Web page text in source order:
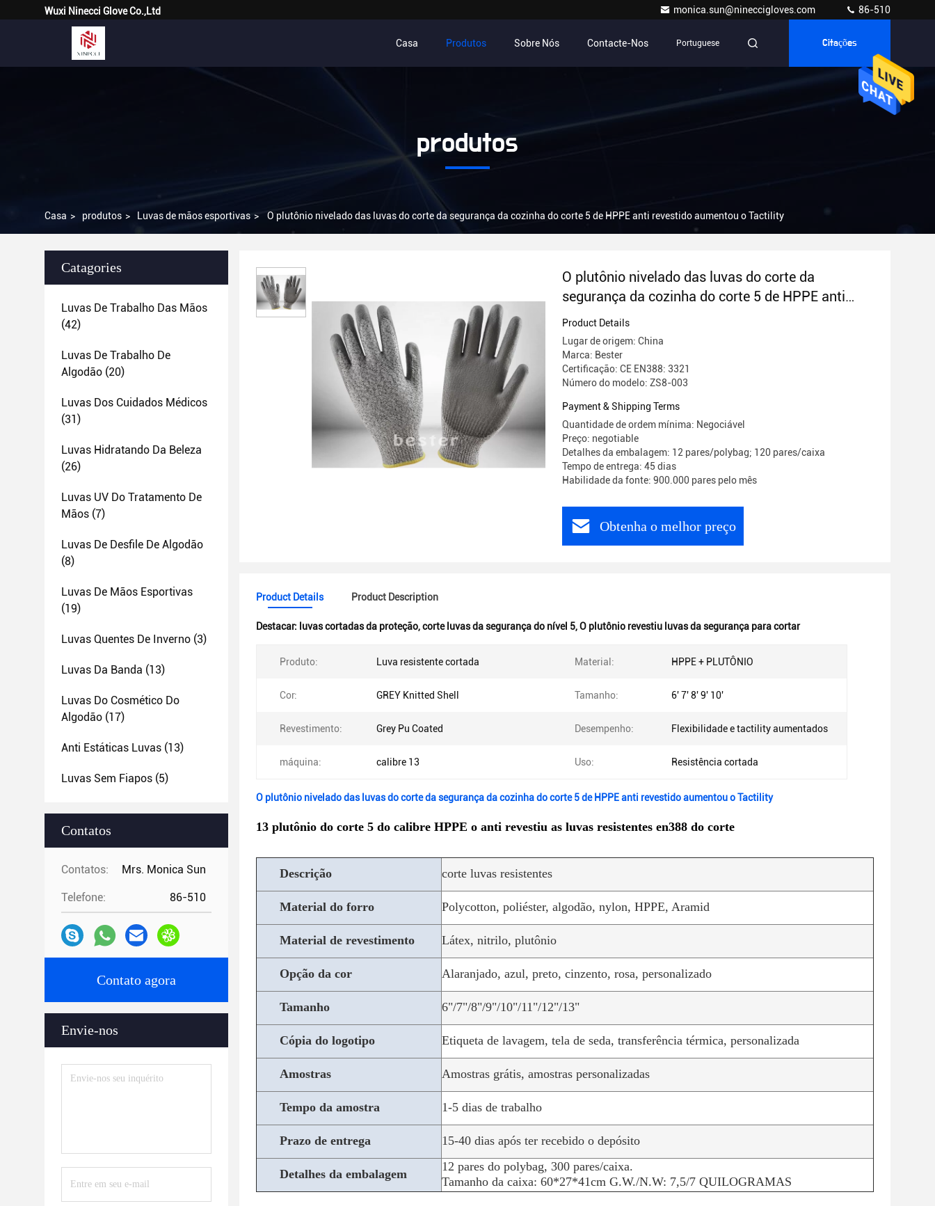
Wuxi Ninecci Glove Co.,Ltd monica.sun@nineccigloves.com 86-510
Casa Produtos Sobre Nós Contacte-Nos Portuguese Citações
produtos
Casa > produtos > Luvas de mãos esportivas > O plutônio nivelado das luvas do corte da segurança da cozinha do corte 5 de HPPE anti revestido aumentou o Tactility
Catagories
Luvas De Trabalho Das Mãos
(42)
Luvas De Trabalho De
Algodão (20)
Luvas Dos Cuidados Médicos
(31)
Luvas Hidratando Da Beleza
(26)
Luvas UV Do Tratamento De
Mãos (7)
Luvas De Desfile De Algodão
(8)
Luvas De Mãos Esportivas
(19)
Luvas Quentes De Inverno (3)
Luvas Da Banda (13)
Luvas Do Cosmético Do
Algodão (17)
Anti Estáticas Luvas (13)
Luvas Sem Fiapos (5)
Contatos
Contatos: Mrs. Monica Sun
Telefone: 86-510
Contato agora
Envie-nos
O plutônio nivelado das luvas do corte da
segurança da cozinha do corte 5 de HPPE anti
revestido aumentou o Tactility
Product Details
Lugar de origem: China
Marca: Bester
Certificação: CE EN388: 3321
Número do modelo: ZS8-003
Payment & Shipping Terms
Quantidade de ordem mínima: Negociável
Preço: negotiable
Detalhes da embalagem: 12 pares/polybag; 120 pares/caixa
Tempo de entrega: 45 dias
Habilidade da fonte: 900.000 pares pelo mês
Obtenha o melhor preço
Product Details Product Description
Destacar: luvas cortadas da proteção,corte luvas da segurança do nível 5,O plutônio revestiu luvas da segurança para cortar
Produto: Luva resistente cortada Material: HPPE + PLUTÔNIO
Cor: GREY Knitted Shell Tamanho: 6' 7' 8' 9' 10'
Revestimento: Grey Pu Coated Desempenho: Flexibilidade e tactility aumentados
máquina: calibre 13 Uso: Resistência cortada
O plutônio nivelado das luvas do corte da segurança da cozinha do corte 5 de HPPE anti revestido aumentou o Tactility
13 plutônio do corte 5 do calibre HPPE o anti revestiu as luvas resistentes en388 do corte
Descrição corte luvas resistentes
Material do forro Polycotton, poliéster, algodão, nylon, HPPE, Aramid
Material de revestimento Látex, nitrilo, plutônio
Opção da cor Alaranjado, azul, preto, cinzento, rosa, personalizado
Tamanho 6"/7"/8"/9"/10"/11"/12"/13"
Cópia do logotipo Etiqueta de lavagem, tela de seda, transferência térmica, personalizada
Amostras Amostras grátis, amostras personalizadas
Tempo da amostra 1-5 dias de trabalho
Prazo de entrega 15-40 dias após ter recebido o depósito
Detalhes da embalagem
12 pares do polybag, 300 pares/caixa.
Tamanho da caixa: 60*27*41cm G.W./N.W: 7,5/7 QUILOGRAMAS